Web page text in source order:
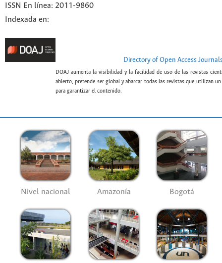
ISSN En línea: 2011-9860
Indexada en:
Directory of Open Access
DOAJ aumenta la visibilidad y la facilidad de uso de las revistas
abierto, pretende ser global y abarcar todas las revistas que utilizan
para garantizar el contenido.
Nivel nacional Amazonía Bogotá